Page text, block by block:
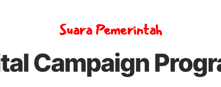
Suara Pemerintah
Campaign